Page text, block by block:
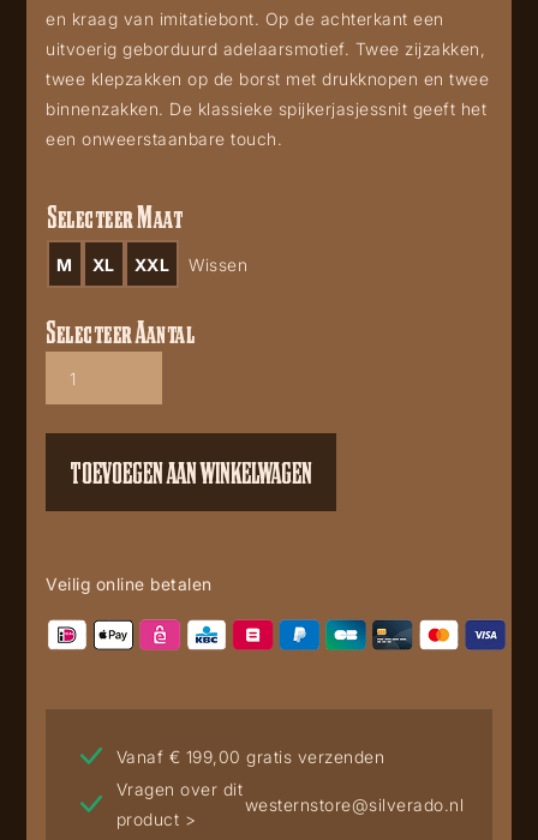
en kraag van imitatiebont. Op de achterkant een
uitvoerig geborduurd adelaarsmotief. Twee zijzakken,
twee klepzakken op de borst met drukknopen en twee
binnenzakken. De klassieke spijkerjasjessnit geeft het
een onweerstaanbare touch.
Selecteer Maat
M XL XXL Wissen
Decker
aantal
Selecteer Aantal
TOEVOEGEN AAN WINKELWAGEN
Veilig online betalen
Vanaf € 199,00 gratis verzenden
Vragen over dit
product >
westernstore@silverado.nl